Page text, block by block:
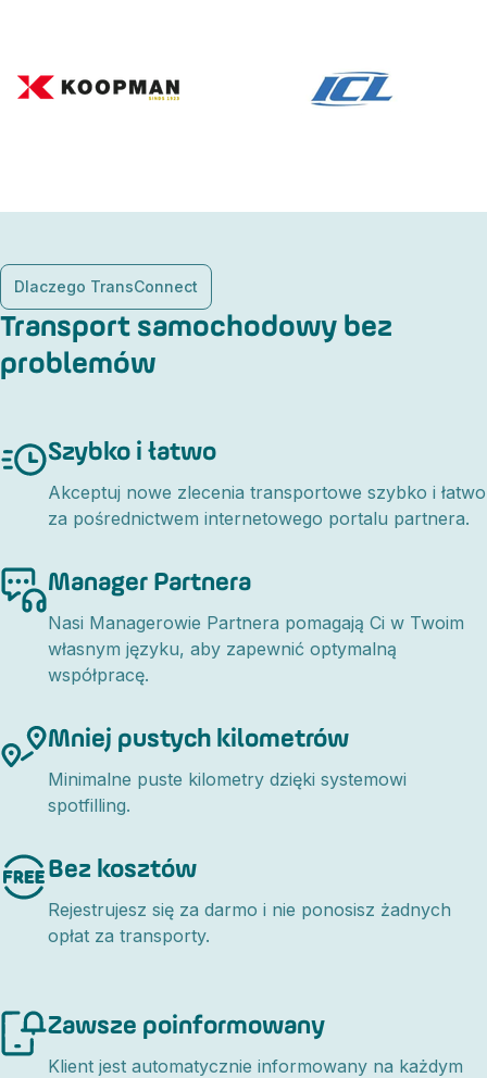
Dlaczego TransConnect
Transport samochodowy bez
problemów
Szybko i łatwo
Akceptuj nowe zlecenia transportowe szybko i łatwo
za pośrednictwem internetowego portalu partnera.
Manager Partnera
Nasi Managerowie Partnera pomagają Ci w Twoim
własnym języku, aby zapewnić optymalną
współpracę.
Mniej pustych kilometrów
Minimalne puste kilometry dzięki systemowi
spotfilling.
Bez kosztów
Rejestrujesz się za darmo i nie ponosisz żadnych
opłat za transporty.
Zawsze poinformowany
Klient jest automatycznie informowany na każdym